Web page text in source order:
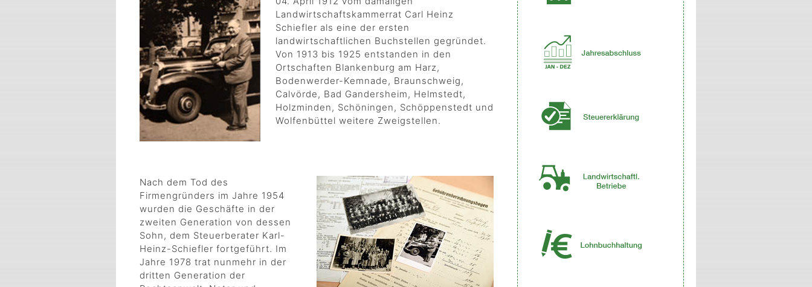
Landwirtschaftskammerrat Carl Heinz
Schiefler als eine der ersten
landwirtschaftlichen Buchstellen gegründet.
Von 1913 bis 1925 entstanden in den
Ortschaften Blankenburg am Harz,
Bodenwerder-Kemnade, Braunschweig,
Calvörde, Bad Gandersheim, Helmstedt,
Holzminden, Schöningen, Schöppenstedt und
Wolfenbüttel weitere Zweigstellen.
Nach dem Tod des
Firmengründers im Jahre 1954
wurden die Geschäfte in der
zweiten Generation von dessen
Sohn, dem Steuerberater Karl-
Heinz-Schiefler fortgeführt. Im
Jahre 1978 trat nunmehr in der
dritten Generation der